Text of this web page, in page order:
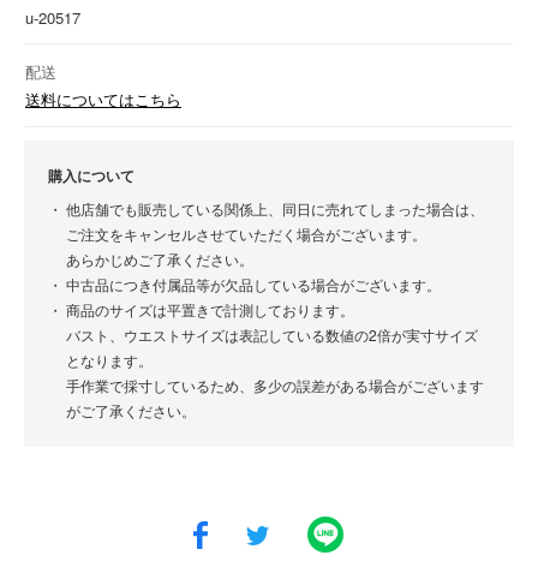
u-20517
配送
送料についてはこちら
購入について
他店舗でも販売している関係上、同日に売れてしまった場合は、
ご注文をキャンセルさせていただく場合がございます。
あらかじめご了承ください。
中古品につき付属品等が欠品している場合がございます。
商品のサイズは平置きで計測しております。
バスト、ウエストサイズは表記している数値の2倍が実寸サイズ
となります。
手作業で採寸しているため、多少の誤差がある場合がございます
がご了承ください。